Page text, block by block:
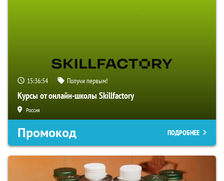
15:36:53 Получи первым!
Курсы от онлайн-школы Skillfactory
Россия
Промокод ПОДРОБНЕЕ